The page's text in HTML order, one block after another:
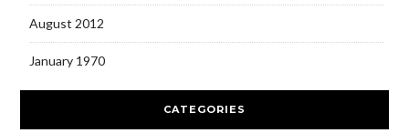
August 2012
January 1970
CATEGORIES